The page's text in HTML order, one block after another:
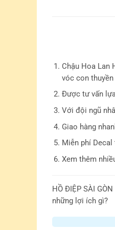
Chậu Hoa Lan
vóc con
Được tư vấn
Với đội ngũ
Giao hàng
Miễn phí Decal
Xem thêm
HỒ ĐIỆP SÀI GÒN
những lợi ích gì?